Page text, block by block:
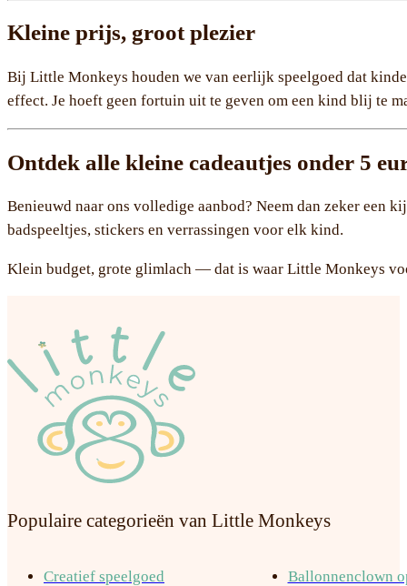
Kleine prijs, groot plezier
Bij Little Monkeys houden we van eerlijk speelgoed dat
effect. Je hoeft geen fortuin uit te geven om een kind blij te
Ontdek alle kleine cadeautjes onder 5
Benieuwd naar ons volledige aanbod? Neem dan zeker een
badspeeltjes, stickers en verrassingen voor elk kind.
Klein budget, grote glimlach — dat is waar Little Monkeys
Populaire categorieën van Little Monkeys
Creatief speelgoed
Ballonnenclown